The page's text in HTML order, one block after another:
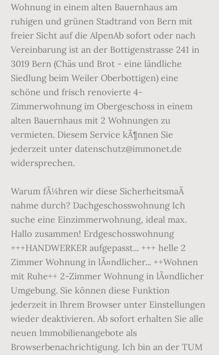
Wohnung in einem alten Bauernhaus am
ruhigen und grünen Stadtrand von Bern mit
freier Sicht auf die AlpenAb sofort oder nach
Vereinbarung ist an der Bottigenstrasse 241 in
3019 Bern (Chäs und Brot - eine ländliche
Siedlung beim Weiler Oberbottigen) eine
schöne und frisch renovierte 4-
Zimmerwohnung im Obergeschoss in einem
alten Bauernhaus mit 2 Wohnungen zu
vermieten. Diesem Service kÃ¶nnen Sie
jederzeit unter datenschutz@immonet.de
widersprechen.
Warum fÃ¼hren wir diese SicherheitsmaÃ
nahme durch? Dachgeschosswohnung Ich
suche eine Einzimmerwohnung, ideal max.
Hallo zusammen! Erdgeschosswohnung
+++HANDWERKER aufgepasst... +++ helle 2
Zimmer Wohnung in lÃ¤ndlicher... ++Wohnen
mit Ruhe++ 2-Zimmer Wohnung in lÃ¤ndlicher
Umgebung. Sie können diese Funktion
jederzeit in Ihrem Browser unter Einstellungen
wieder deaktivieren. Ab sofort erhalten Sie alle
neuen Immobilienangebote als
Browserbenachrichtigung. Ich bin an der TUM